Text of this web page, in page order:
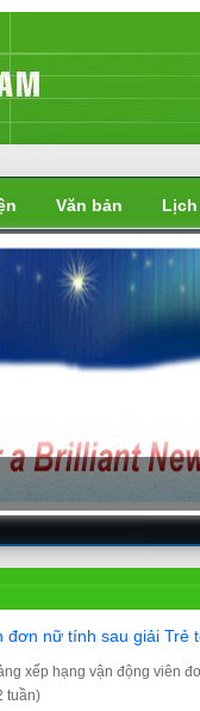
Văn bản
đơn nữ tính sau giải Trẻ
xếp hạng vận động viên
tuần)